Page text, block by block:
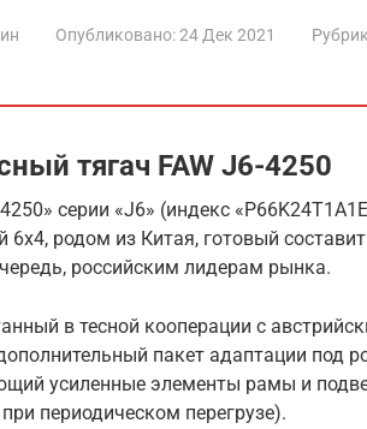
Опубликовано:24 Дек 2021
тягач FAW J6-4250
серии «J6» (индекс
6х4, родом из Китая, готовый
российским лидерам рынка.
в тесной кооперации с
пакет адаптации под
усиленные элементы рамы и
периодическом перегрузе).